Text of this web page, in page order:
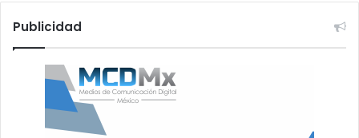
Publicidad